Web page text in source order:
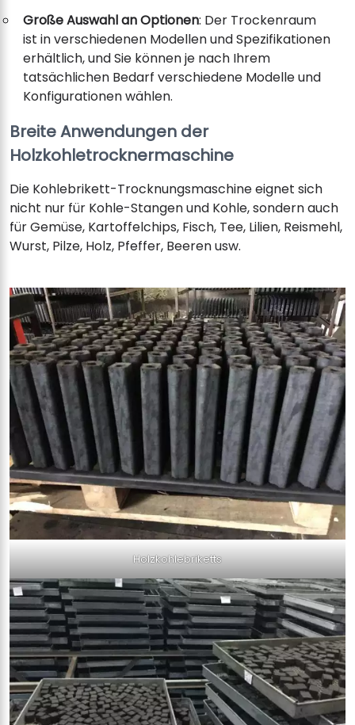
Große Auswahl an Optionen: Der Trockenraum
ist in verschiedenen Modellen und Spezifikationen
erhältlich, und Sie können je nach Ihrem
tatsächlichen Bedarf verschiedene Modelle und
Konfigurationen wählen.
Breite Anwendungen der
Holzkohletrocknermaschine
Die Kohlebrikett-Trocknungsmaschine eignet sich
nicht nur für Kohle-Stangen und Kohle, sondern auch
für Gemüse, Kartoffelchips, Fisch, Tee, Lilien, Reismehl,
Wurst, Pilze, Holz, Pfeffer, Beeren usw.
Holzkohlebriketts